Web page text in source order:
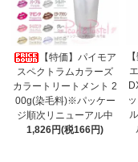
【特価】パイモア
スペクトラムカラーズ
カラートリートメント 2
00g(染毛料)※パッケー
ジ順次リニューアル中
1,826円(税166円)